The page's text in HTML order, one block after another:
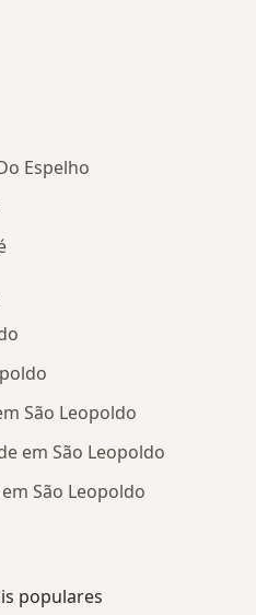
Espelho
São Leopoldo
em São Leopoldo
São Leopoldo
populares